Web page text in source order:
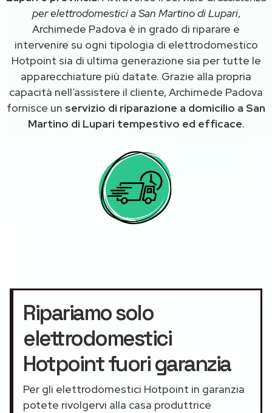
per elettrodomestici a San Martino di Lupari,
Archimede Padova è in grado di riparare e
intervenire su ogni tipologia di elettrodomestico
Hotpoint sia di ultima generazione sia per tutte le
apparecchiature più datate. Grazie alla propria
capacità nell’assistere il cliente, Archimede Padova
fornisce un servizio di riparazione a domicilio a San
Martino di Lupari tempestivo ed efficace.
Ripariamo solo
elettrodomestici
Hotpoint fuori garanzia
Per gli elettrodomestici Hotpoint in garanzia
potete rivolgervi alla casa produttrice